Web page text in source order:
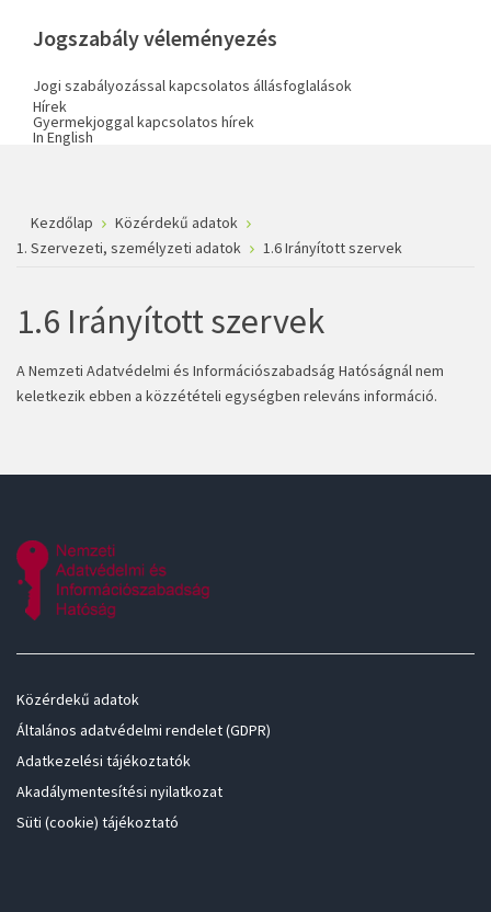
Jogszabály véleményezés
Jogi szabályozással kapcsolatos állásfoglalások
Hírek
Gyermekjoggal kapcsolatos hírek
In English
Kezdőlap
Közérdekű adatok
1. Szervezeti, személyzeti adatok
1.6 Irányított szervek
1.6 Irányított szervek
A Nemzeti Adatvédelmi és Információszabadság Hatóságnál nem
keletkezik ebben a közzétételi egységben releváns információ.
Közérdekű adatok
Általános adatvédelmi rendelet (GDPR)
Adatkezelési tájékoztatók
Akadálymentesítési nyilatkozat
Süti (cookie) tájékoztató